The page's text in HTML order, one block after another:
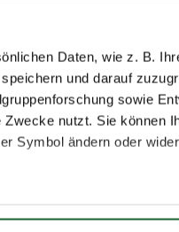
Daten, wie z. B.
und darauf
sowie
nutzt. Sie können
Symbol ändern oder
welche bis auf